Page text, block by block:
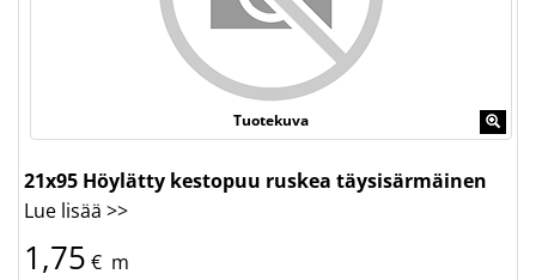
Tuotekuva
21x95 Höylätty kestopuu ruskea täysisärmäinen
Lue lisää >>
1,75 € m